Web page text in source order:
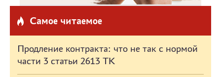
Самое читаемое
Продление контракта: что не так с нормой
части 3 статьи 2613 ТК